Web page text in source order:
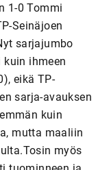
1-0 Tommi
Seinäjoen
sarjajumbo
ihmeen
eikä TP-
sarja-avauksen
kuin
mutta maaliin
myös